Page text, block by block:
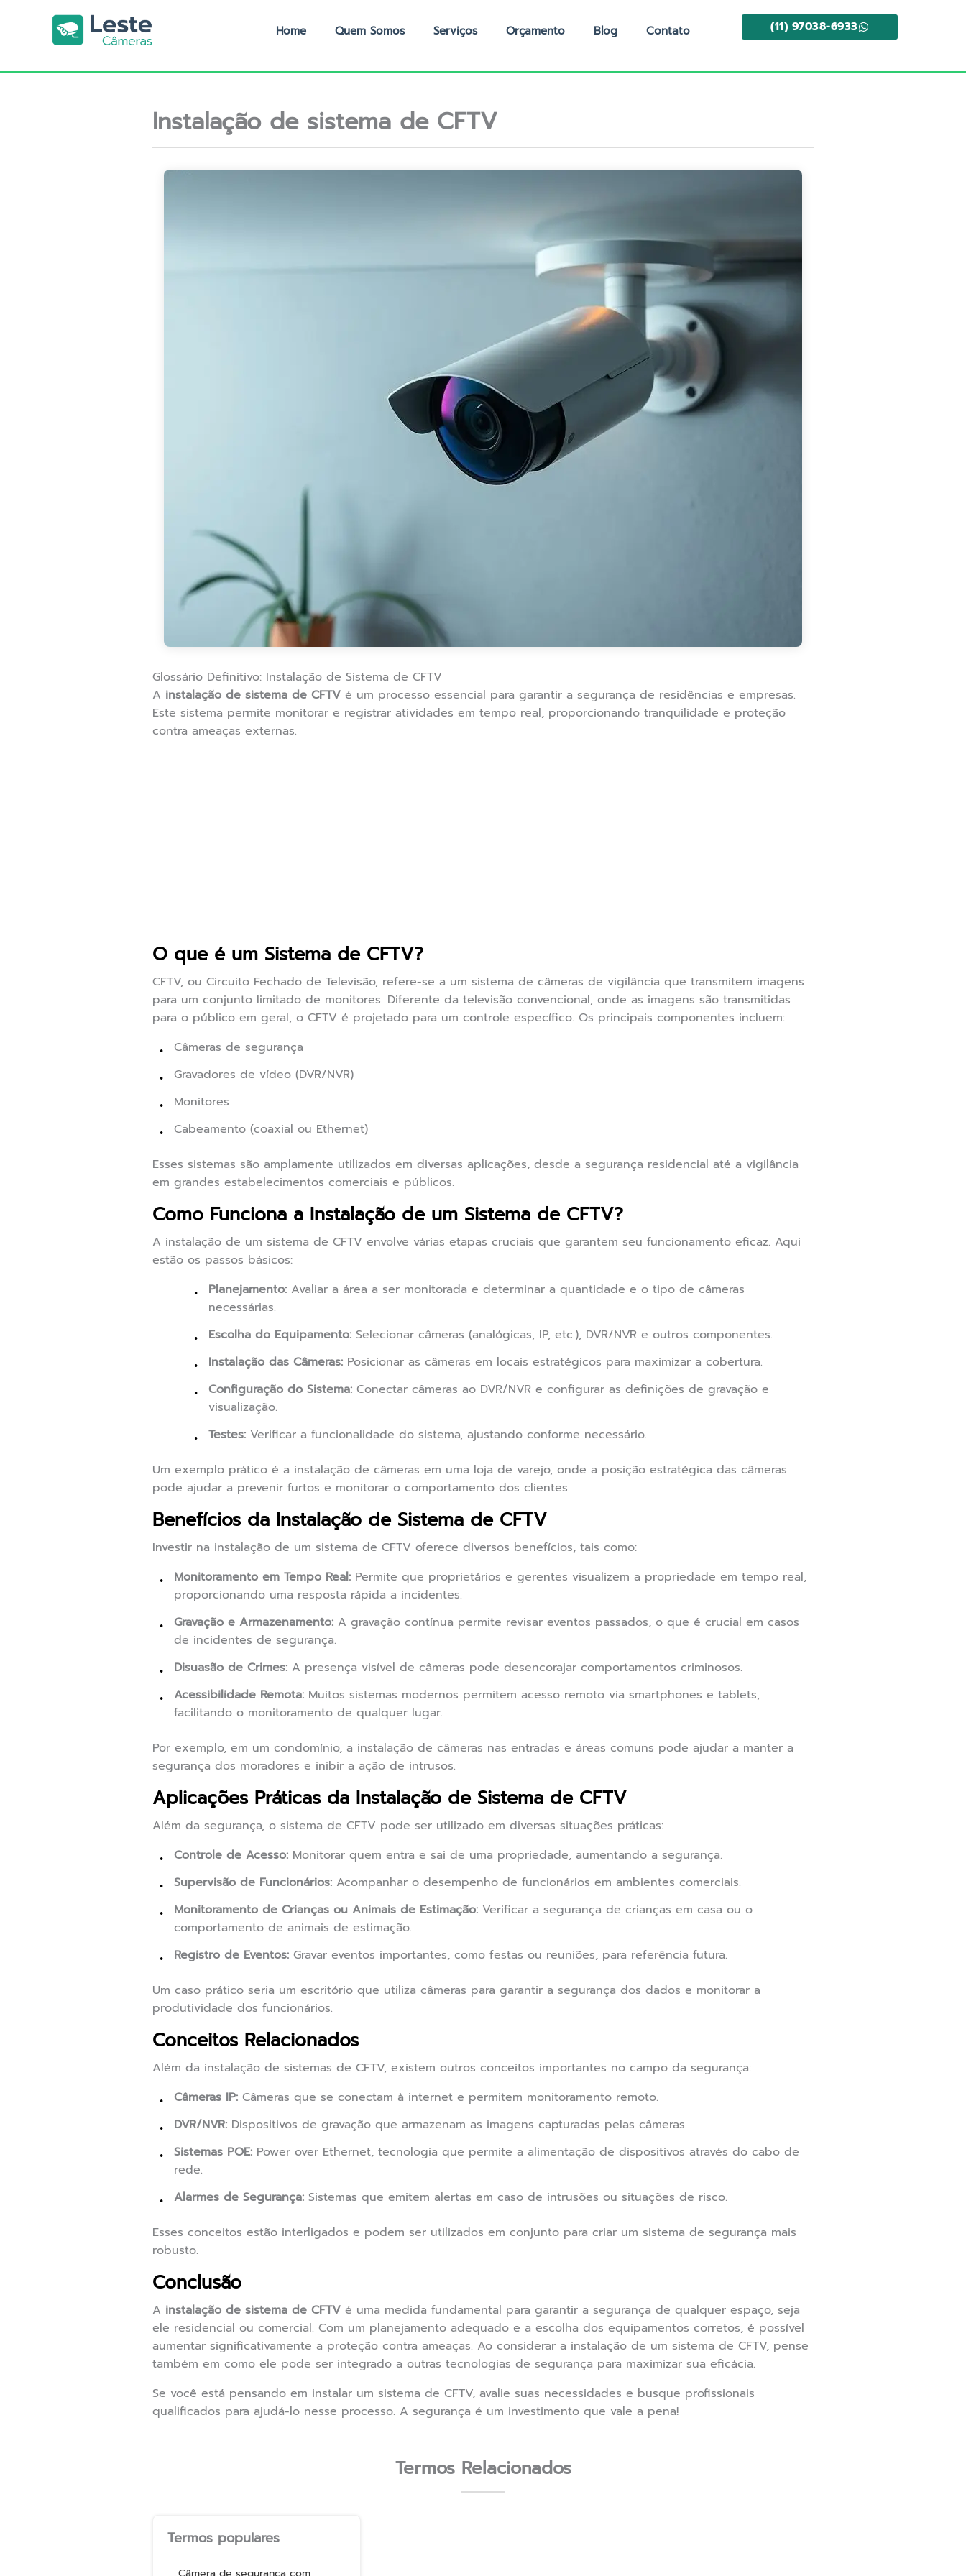
Home Quem Somos Serviços Orçamento Blog Contato (11) 97038-6933
Instalação de sistema de CFTV
Glossário Definitivo: Instalação de Sistema de CFTV
A instalação de sistema de CFTV é um processo essencial para garantir a segurança de residências e empresas.
Este sistema permite monitorar e registrar atividades em tempo real, proporcionando tranquilidade e proteção
contra ameaças externas.
O que é um Sistema de CFTV?
CFTV, ou Circuito Fechado de Televisão, refere-se a um sistema de câmeras de vigilância que transmitem imagens
para um conjunto limitado de monitores. Diferente da televisão convencional, onde as imagens são transmitidas
para o público em geral, o CFTV é projetado para um controle específico. Os principais componentes incluem:
Câmeras de segurança
Gravadores de vídeo (DVR/NVR)
Monitores
Cabeamento (coaxial ou Ethernet)
Esses sistemas são amplamente utilizados em diversas aplicações, desde a segurança residencial até a vigilância
em grandes estabelecimentos comerciais e públicos.
Como Funciona a Instalação de um Sistema de CFTV?
A instalação de um sistema de CFTV envolve várias etapas cruciais que garantem seu funcionamento eficaz. Aqui
estão os passos básicos:
Planejamento: Avaliar a área a ser monitorada e determinar a quantidade e o tipo de câmeras
necessárias.
Escolha do Equipamento: Selecionar câmeras (analógicas, IP, etc.), DVR/NVR e outros componentes.
Instalação das Câmeras: Posicionar as câmeras em locais estratégicos para maximizar a cobertura.
Configuração do Sistema: Conectar câmeras ao DVR/NVR e configurar as definições de gravação e
visualização.
Testes: Verificar a funcionalidade do sistema, ajustando conforme necessário.
Um exemplo prático é a instalação de câmeras em uma loja de varejo, onde a posição estratégica das câmeras
pode ajudar a prevenir furtos e monitorar o comportamento dos clientes.
Benefícios da Instalação de Sistema de CFTV
Investir na instalação de um sistema de CFTV oferece diversos benefícios, tais como:
Monitoramento em Tempo Real: Permite que proprietários e gerentes visualizem a propriedade em tempo real,
proporcionando uma resposta rápida a incidentes.
Gravação e Armazenamento: A gravação contínua permite revisar eventos passados, o que é crucial em casos
de incidentes de segurança.
Disuasão de Crimes: A presença visível de câmeras pode desencorajar comportamentos criminosos.
Acessibilidade Remota: Muitos sistemas modernos permitem acesso remoto via smartphones e tablets,
facilitando o monitoramento de qualquer lugar.
Por exemplo, em um condomínio, a instalação de câmeras nas entradas e áreas comuns pode ajudar a manter a
segurança dos moradores e inibir a ação de intrusos.
Aplicações Práticas da Instalação de Sistema de CFTV
Além da segurança, o sistema de CFTV pode ser utilizado em diversas situações práticas:
Controle de Acesso: Monitorar quem entra e sai de uma propriedade, aumentando a segurança.
Supervisão de Funcionários: Acompanhar o desempenho de funcionários em ambientes comerciais.
Monitoramento de Crianças ou Animais de Estimação: Verificar a segurança de crianças em casa ou o
comportamento de animais de estimação.
Registro de Eventos: Gravar eventos importantes, como festas ou reuniões, para referência futura.
Um caso prático seria um escritório que utiliza câmeras para garantir a segurança dos dados e monitorar a
produtividade dos funcionários.
Conceitos Relacionados
Além da instalação de sistemas de CFTV, existem outros conceitos importantes no campo da segurança:
Câmeras IP: Câmeras que se conectam à internet e permitem monitoramento remoto.
DVR/NVR: Dispositivos de gravação que armazenam as imagens capturadas pelas câmeras.
Sistemas POE: Power over Ethernet, tecnologia que permite a alimentação de dispositivos através do cabo de
rede.
Alarmes de Segurança: Sistemas que emitem alertas em caso de intrusões ou situações de risco.
Esses conceitos estão interligados e podem ser utilizados em conjunto para criar um sistema de segurança mais
robusto.
Conclusão
A instalação de sistema de CFTV é uma medida fundamental para garantir a segurança de qualquer espaço, seja
ele residencial ou comercial. Com um planejamento adequado e a escolha dos equipamentos corretos, é possível
aumentar significativamente a proteção contra ameaças. Ao considerar a instalação de um sistema de CFTV, pense
também em como ele pode ser integrado a outras tecnologias de segurança para maximizar sua eficácia.
Se você está pensando em instalar um sistema de CFTV, avalie suas necessidades e busque profissionais
qualificados para ajudá-lo nesse processo. A segurança é um investimento que vale a pena!
Termos Relacionados
Termos populares